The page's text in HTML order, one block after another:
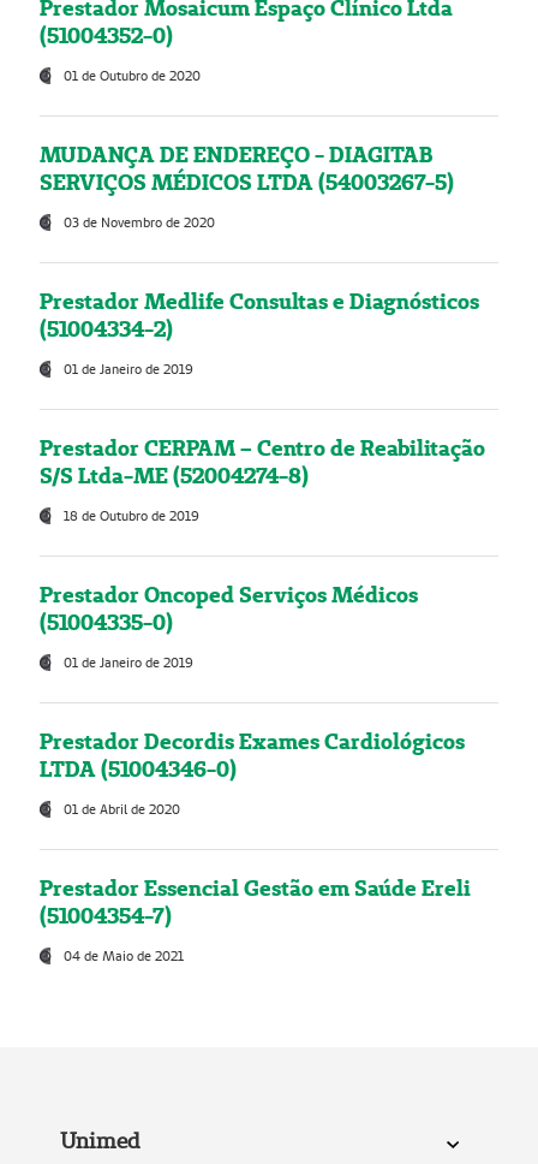
Prestador Mosaicum Espaço Clínico Ltda
(51004352-0)
01 de Outubro de 2020
MUDANÇA DE ENDEREÇO - DIAGITAB
SERVIÇOS MÉDICOS LTDA (54003267-5)
03 de Novembro de 2020
Prestador Medlife Consultas e Diagnósticos
(51004334-2)
01 de Janeiro de 2019
Prestador CERPAM – Centro de Reabilitação
S/S Ltda-ME (52004274-8)
18 de Outubro de 2019
Prestador Oncoped Serviços Médicos
(51004335-0)
01 de Janeiro de 2019
Prestador Decordis Exames Cardiológicos
LTDA (51004346-0)
01 de Abril de 2020
Prestador Essencial Gestão em Saúde Ereli
(51004354-7)
04 de Maio de 2021
Unimed